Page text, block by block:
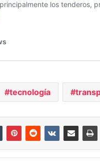
tecnología